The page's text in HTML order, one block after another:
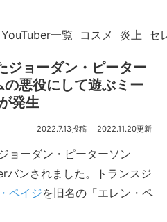
YouTuber一覧 コスメ 炎上 セ
ョーダン・ピーター
悪役にして遊ぶミー
発生
2022.7.13 2022.11.20
ョーダン・ピーターソン
ンされました。トランスジ
ペイジを旧名の「エレン・ペ